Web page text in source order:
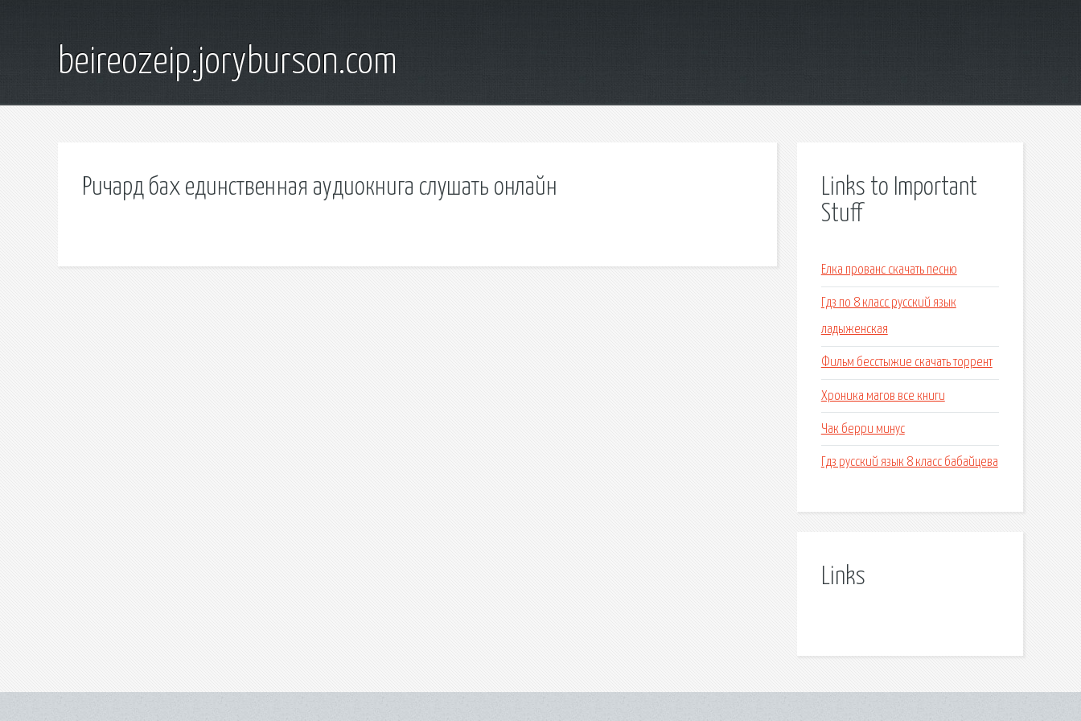
beireozeip.joryburson.com
Ричард бах единственная аудиокнига слушать онлайн
Links to Important
Stuff
Елка прованс скачать песню
Гдз по 8 класс русский язык
ладыженская
Фильм бесстыжие скачать торрент
Хроника магов все книги
Чак берри минус
Гдз русский язык 8 класс бабайцева
Links